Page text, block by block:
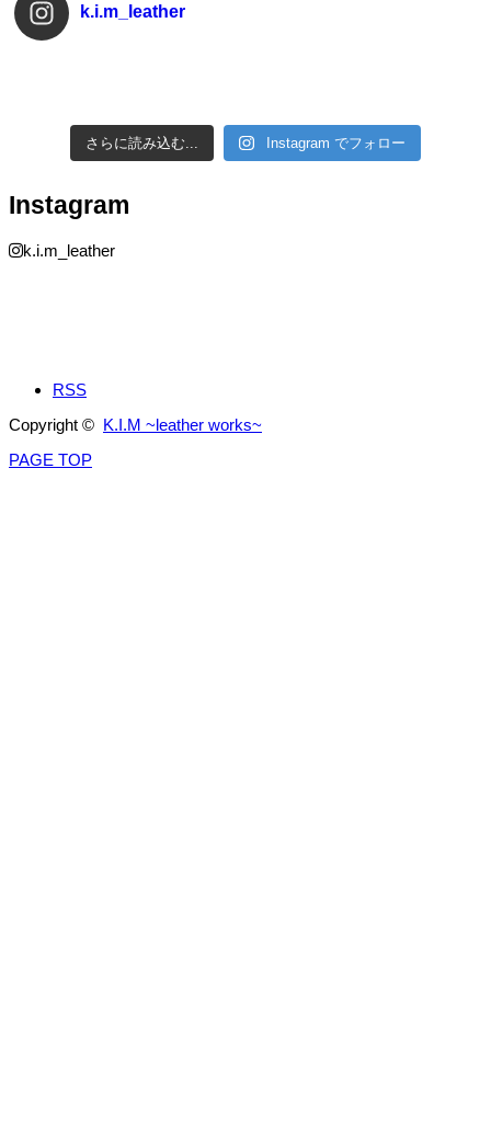
k.i.m_leather
さらに読み込む... Instagram でフォロー
Instagram
k.i.m_leather
RSS
Copyright © K.I.M ~leather works~
PAGE TOP